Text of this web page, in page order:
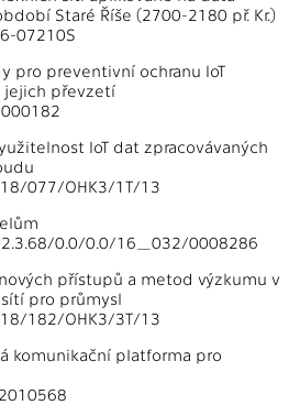
Staré Říše (2700-2180 př. Kr.)
07210S
pro preventivní ochranu IoT
jejich převzetí
IoT dat zpracovávaných
077/OHK3/1T/13
0.0/0.0/16_032/0008286
přístupů a metod výzkumu v
pro průmysl
182/OHK3/3T/13
komunikační platforma pro